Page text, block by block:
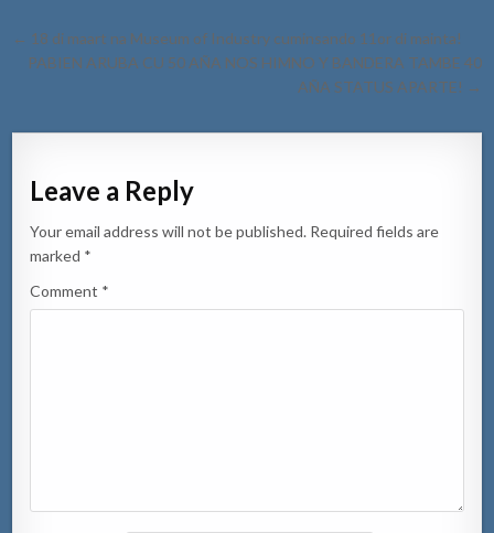
Post
navigation
← 18 di maart na Museum of Industry cuminsando 11or di mainta!
PABIEN ARUBA CU 50 AÑA NOS HIMNO Y BANDERA TAMBE 40
AÑA STATUS APARTE! →
Leave a Reply
Your email address will not be published. Required fields are
marked *
Comment *